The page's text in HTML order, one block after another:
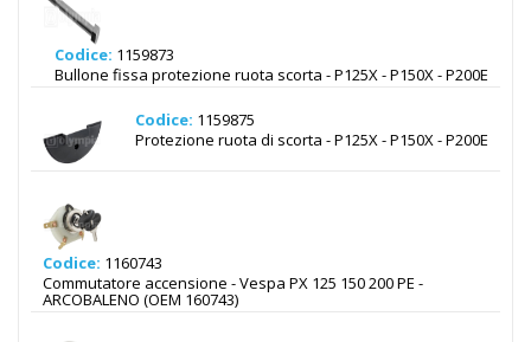
Codice: 1159873
Bullone fissa protezione ruota scorta - P125X - P150X - P200E
Codice: 1159875
Protezione ruota di scorta - P125X - P150X - P200E
Codice: 1160743
Commutatore accensione - Vespa PX 125 150 200 PE -
ARCOBALENO (OEM 160743)